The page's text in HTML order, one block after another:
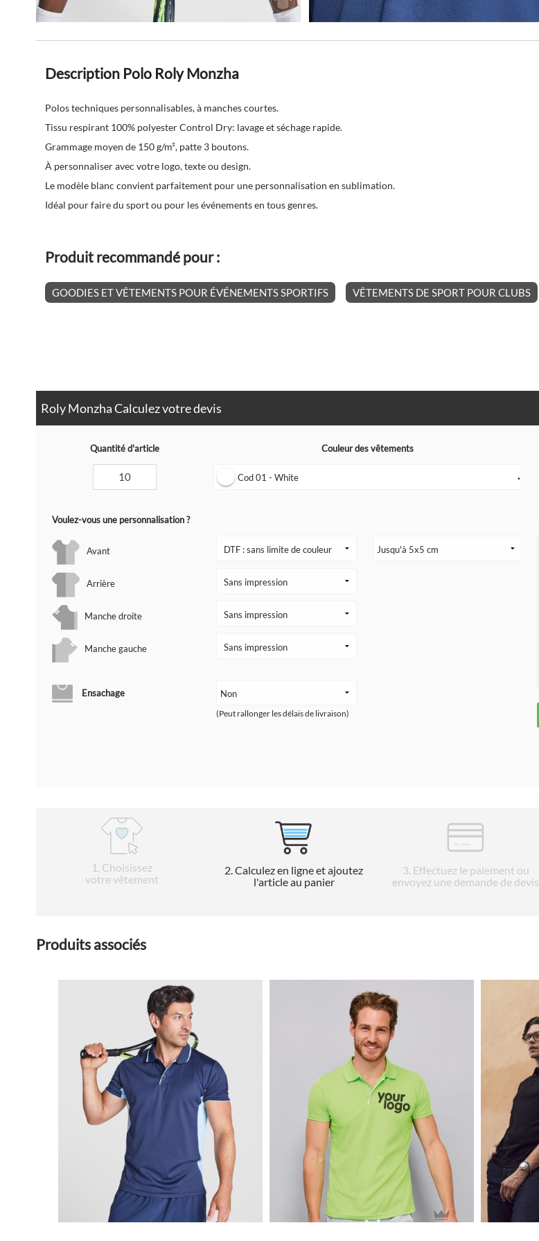
Description Polo Roly Monzha
Polos techniques personnalisables, à manches courtes.
Tissu respirant 100% polyester Control Dry: lavage et séchage rapide.
Grammage moyen de 150 g/m², patte 3 boutons.
À personnaliser avec votre logo, texte ou design.
Le modèle blanc convient parfaitement pour une personnalisation en sublimation.
Idéal pour faire du sport ou pour les événements en tous genres.
Produit recommandé pour :
GOODIES ET VÊTEMENTS POUR ÉVÉNEMENTS SPORTIFS VÊTEMENTS DE SPORT POUR CLUBS
Roly Monzha Calculez votre devis
Quantité d'article Couleur des vêtements
Cod 01 - White ▼
Voulez-vous une personnalisation ?
Avant
Arrière
Manche droite
Manche gauche
Ensachage
(Peut rallonger les délais de livraison)
1 . Choisissez
votre vêtement
2 . Calculez en ligne et ajoutez
l'article au panier
3 . Effectuez le paiement ou
envoyez une demande de devis
Produits associés